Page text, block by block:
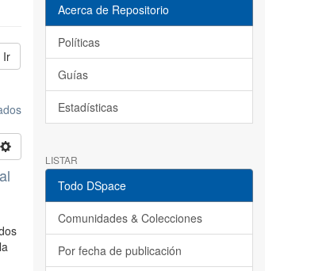
Ir
Acerca de Repositorio
Políticas
Guías
Estadísticas
LISTAR
Todo DSpace
Comunidades & Colecciones
Por fecha de publicación